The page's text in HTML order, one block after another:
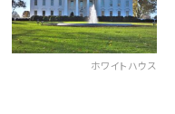
ホワイトハウス